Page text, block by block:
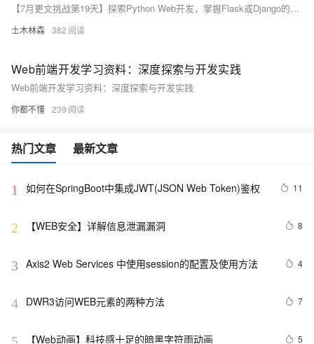
【7月更文挑战第19天】探索Python Web开发，掌握Flask或Django的关键在于理解路由和中间件。路由连接URL与功能，如Flask中@app.route()定义请求响应路径。中间件在请求处理前后执行，提供扩展功能，如日志、认证。通过实践项目，不仅学习理论，还能提升构建高效Web应用的能力。示例代码展示路由定义及模拟中间件行为，强调动手实践的重要性。
土木林森 382
Web前端开发学习资料：深度探索与开发实践
Web前端开发学习资料：深度探索与开发实践
你都不懂 239
热门文章 最新文章
1 如何在SpringBoot中集成JWT(JSON Web Token)鉴权 11
2 【WEB安全】详解信息泄漏漏洞 8
3 Axis2 Web Services 中使用session的配置及使用方法 4
4 DWR3访问WEB元素的两种方法 7
5 5